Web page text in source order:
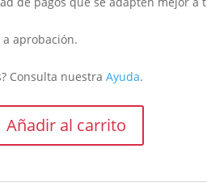
aprobación.
Consulta nuestraAyuda.
Añadir al carrito